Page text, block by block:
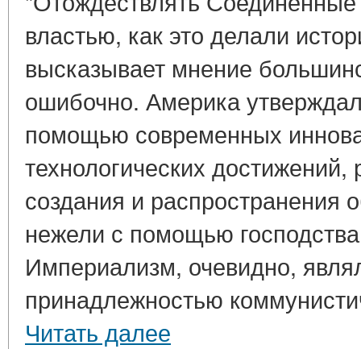
властью, как это делали
высказывает мнение
ошибочно. Америка
помощью современных
технологических достижений,
создания и распространения
нежели с помощью
Империализм, очевидно,
принадлежностью
Читать далее